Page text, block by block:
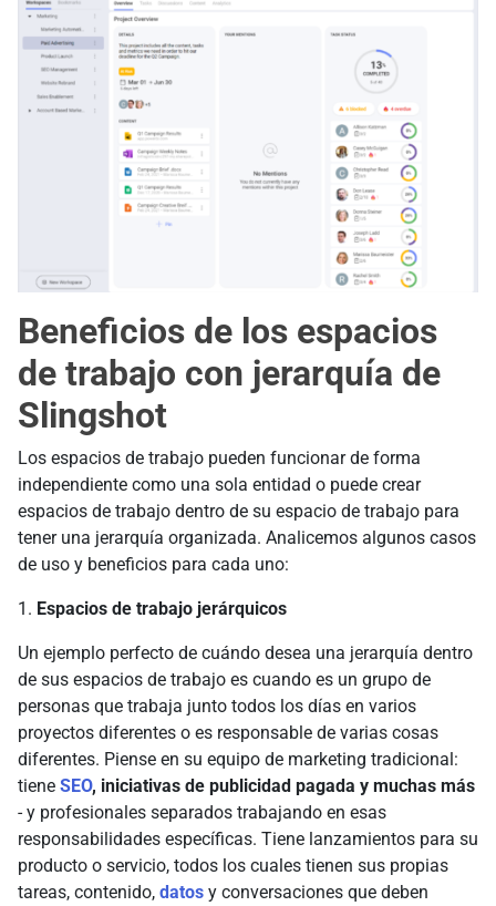
Beneficios de los espacios
de trabajo con jerarquía de
Slingshot
Los espacios de trabajo pueden funcionar de forma
independiente como una sola entidad o puede crear
espacios de trabajo dentro de su espacio de trabajo para
tener una jerarquía organizada. Analicemos algunos casos
de uso y beneficios para cada uno:
1. Espacios de trabajo jerárquicos
Un ejemplo perfecto de cuándo desea una jerarquía dentro
de sus espacios de trabajo es cuando es un grupo de
personas que trabaja junto todos los días en varios
proyectos diferentes o es responsable de varias cosas
diferentes. Piense en su equipo de marketing tradicional:
tiene SEO, iniciativas de publicidad pagada y muchas más
- y profesionales separados trabajando en esas
responsabilidades específicas. Tiene lanzamientos para su
producto o servicio, todos los cuales tienen sus propias
tareas, contenido, datos y conversaciones que deben